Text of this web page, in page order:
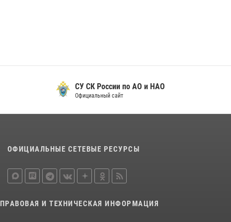
СУ СК России по АО и НАО
Официальный сайт
ОФИЦИАЛЬНЫЕ СЕТЕВЫЕ РЕСУРСЫ
ПРАВОВАЯ И ТЕХНИЧЕСКАЯ ИНФОРМАЦИЯ